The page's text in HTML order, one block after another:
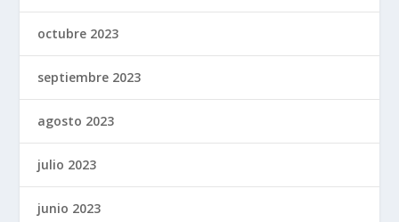
octubre 2023
septiembre 2023
agosto 2023
julio 2023
junio 2023